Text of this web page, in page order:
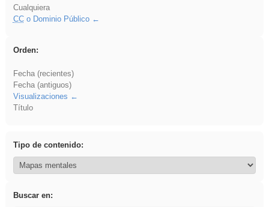
Cualquiera
CCo Dominio Público
Orden:
Fecha (recientes)
Fecha (antiguos)
Visualizaciones
Título
Tipo de contenido:
Buscar en: